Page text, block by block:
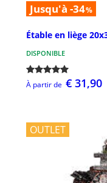
Jusqu'à -34%
Étable en liège
DISPONIBLE
À partir de € 31,90
OUTLET